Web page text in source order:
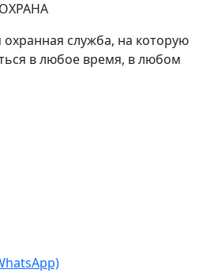
служба, на которую
в любое время, в любом